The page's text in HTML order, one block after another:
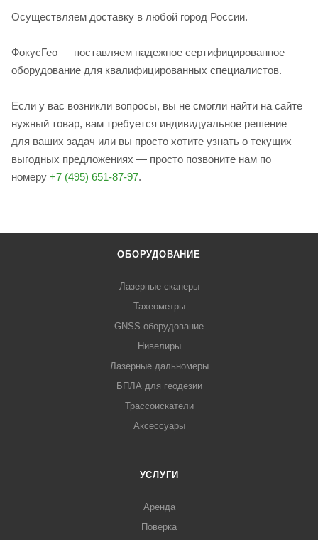
Осуществляем доставку в любой город России.
ФокусГео — поставляем надежное сертифицированное
оборудование для квалифицированных специалистов.
Если у вас возникли вопросы, вы не смогли найти на сайте
нужный товар, вам требуется индивидуальное решение
для ваших задач или вы просто хотите узнать о текущих
выгодных предложениях — просто позвоните нам по
номеру +7 (495) 651-87-97.
ОБОРУДОВАНИЕ
Лазерные сканеры
Тахеометры
GNSS оборудование
Нивелиры
Лазерные дальномеры
БПЛА для геодезии
Трассоискатели
Аксессуары
УСЛУГИ
Аренда
Поверка